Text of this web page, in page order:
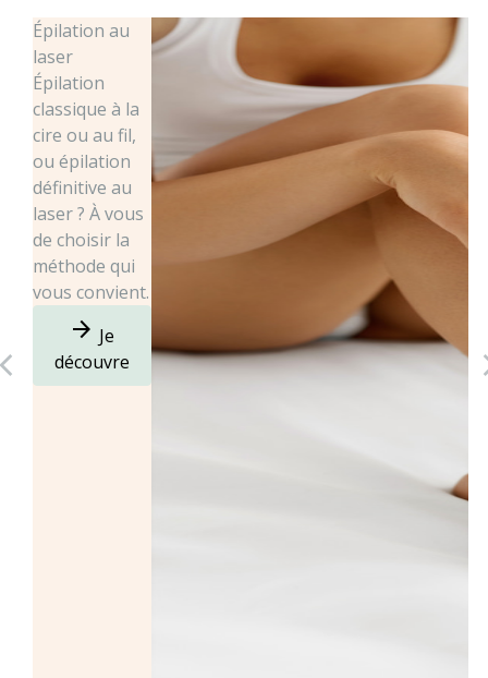
Épilation au
laser
Épilation
classique à la
cire ou au fil,
ou épilation
définitive au
laser ? À vous
de choisir la
méthode qui
vous convient.
arrow_forward Je
découvre